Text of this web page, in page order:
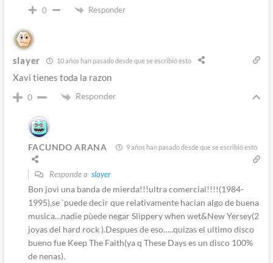
0 Responder
slayer 10 años han pasado desde que se escribió esto
Xavi tienes toda la razon
0 Responder
FACUNDO ARANA 9 años han pasado desde que se escribió esto
Responde a slayer
Bon jovi una banda de mierda!!!ultra comercial!!!!(1984-
1995),se `puede decir que relativamente hacian algo de buena
musica…nadie pùede negar Slippery when wet&New Yersey(2
joyas del hard rock ).Despues de eso…..quizas el ultimo disco
bueno fue Keep The Faith(ya q These Days es un disco 100%
de nenas).